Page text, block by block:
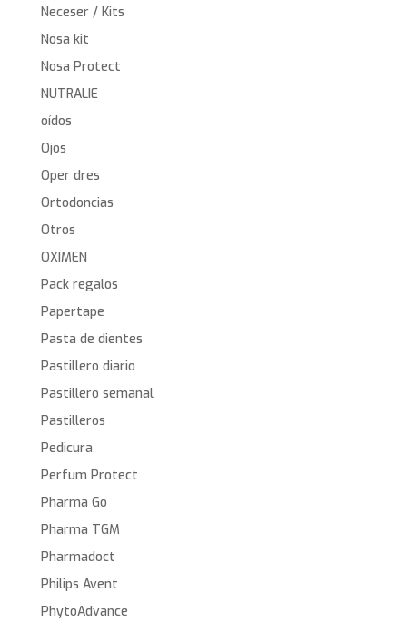
Neceser / Kits
Nosa kit
Nosa Protect
NUTRALIE
oídos
Ojos
Oper dres
Ortodoncias
Otros
OXIMEN
Pack regalos
Papertape
Pasta de dientes
Pastillero diario
Pastillero semanal
Pastilleros
Pedicura
Perfum Protect
Pharma Go
Pharma TGM
Pharmadoct
Philips Avent
PhytoAdvance